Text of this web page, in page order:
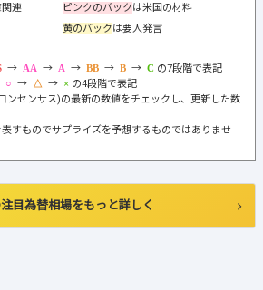
関連 ピンクのバックは米国の材料
黄のバックは要人発言
→ → → → →
の7段階で表記
→ →
の4段階で表記
ンセンサス)の最新の数値をチェックし、更新した数
すものでサプライズを予想するものではありませ
目為替相場をもっと詳しく